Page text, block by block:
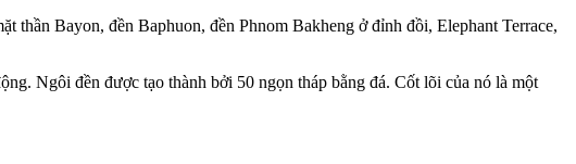
thần Bayon, đền Baphuon, đền Phnom Bakheng ở đỉnh đồi, Elephant Terrace,
Ngôi đền được tạo thành bởi 50 ngọn tháp bằng đá. Cốt lõi của nó là một